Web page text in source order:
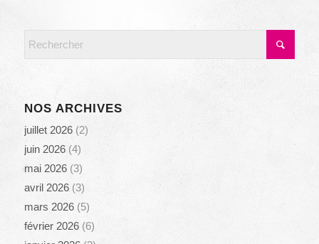
NOS ARCHIVES
juillet 2026(2)
juin 2026(4)
mai 2026(3)
avril 2026(3)
mars 2026(5)
février 2026(6)